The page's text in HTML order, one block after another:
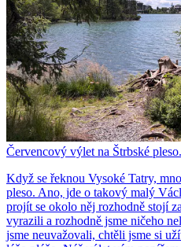
Červencový výlet na Štrbské
Když se řeknou Vysoké Tatry,
pleso. Ano, jde o takový malý
projít se okolo něj rozhodně stojí
vyrazili a rozhodně jsme ničeho
jsme neuvažovali, chtěli jsme si